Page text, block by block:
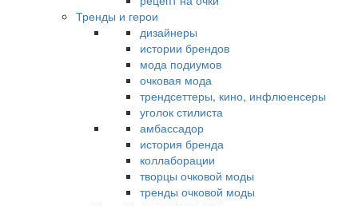
Тренды и герои
дизайнеры
истории брендов
мода подиумов
очковая мода
трендсеттеры, кино, инфлюенсеры
уголок стилиста
амбассадор
история бренда
коллаборации
творцы очковой моды
тренды очковой моды